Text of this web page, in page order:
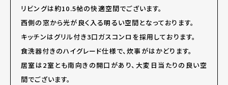
リビングは約10.5帖の快適空間でございます。
西側の窓から光が良く入る明るい空間となっております。
キッチンはグリル付き3口ガスコンロを採用しております。
食洗器付きのハイグレード仕様で、炊事がはかどります。
居室は2室とも南向きの開口があり、大変日当たりの良い空
間でございます。